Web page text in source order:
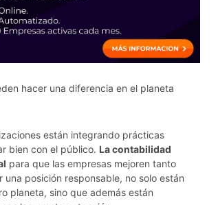
hacer una diferencia en el planeta
están integrando prácticas
bien con el público. La contabilidad
para que las empresas mejoren tanto
posición responsable, no solo están
planeta, sino que además están